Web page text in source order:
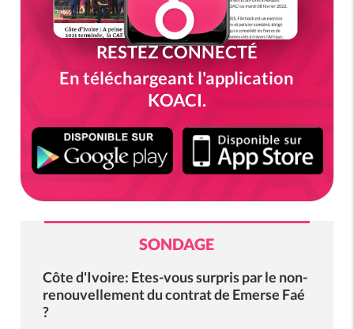
RESTEZ CONNECTÉ
En téléchargeant l'application
KOACI.
SONDAGE
Côte d'Ivoire: Etes-vous surpris par le non-
renouvellement du contrat de Emerse Faé
?